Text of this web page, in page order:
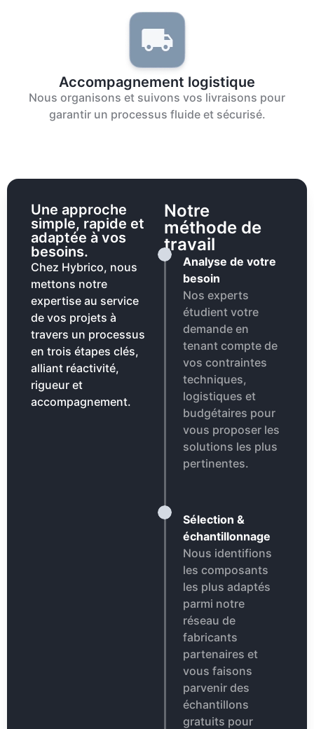
Accompagnement logistique
Nous organisons et suivons vos livraisons pour
garantir un processus fluide et sécurisé.
Une approche
simple, rapide et
adaptée à vos
besoins.
Chez Hybrico, nous
mettons notre
expertise au service
de vos projets à
travers un processus
en trois étapes clés,
alliant réactivité,
rigueur et
accompagnement.
Notre
méthode de
travail
Analyse de votre
besoin
Nos experts
étudient votre
demande en
tenant compte de
vos contraintes
techniques,
logistiques et
budgétaires pour
vous proposer les
solutions les plus
pertinentes.
Sélection &
échantillonnage
Nous identifions
les composants
les plus adaptés
parmi notre
réseau de
fabricants
partenaires et
vous faisons
parvenir des
échantillons
gratuits pour